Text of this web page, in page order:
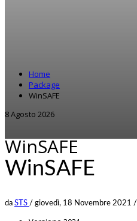
Home
Package
WinSAFE
8 Agosto 2026
WinSAFE
WinSAFE
da STS / giovedì, 18 Novembre 2021 /